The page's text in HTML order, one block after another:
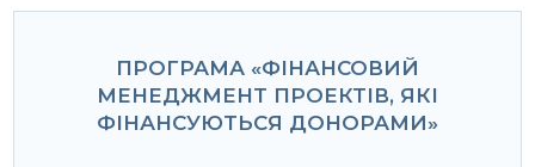
ПРОГРАМА «ФІНАНСОВИЙ
МЕНЕДЖМЕНТ ПРОЕКТІВ, ЯКІ
ФІНАНСУЮТЬСЯ ДОНОРАМИ»